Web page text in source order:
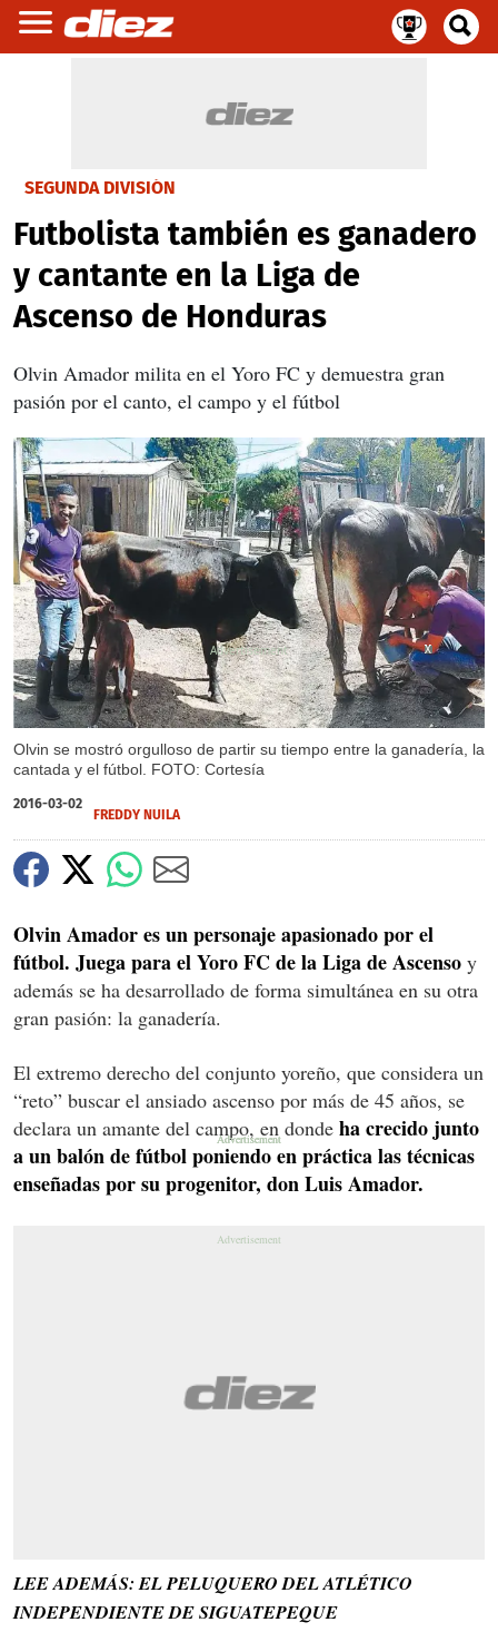
SEGUNDA DIVISIÓN
Futbolista también es ganadero
y cantante en la Liga de
Ascenso de Honduras
Olvin Amador milita en el Yoro FC y demuestra gran
pasión por el canto, el campo y el fútbol
Olvin se mostró orgulloso de partir su tiempo entre la ganadería, la
cantada y el fútbol. FOTO: Cortesía
X
X
X
X
2016-03-02
FREDDY NUILA
Olvin Amador es un personaje apasionado por el
fútbol. Juega para el Yoro FC de la Liga de Ascenso y
además se ha desarrollado de forma simultánea en su otra
gran pasión: la ganadería.
El extremo derecho del conjunto yoreño, que considera un
“reto” buscar el ansiado ascenso por más de 45 años, se
declara un amante del campo, en donde ha crecido junto
a un balón de fútbol poniendo en práctica las técnicas
enseñadas por su progenitor, don Luis Amador.
LEE ADEMÁS: EL PELUQUERO DEL ATLÉTICO
INDEPENDIENTE DE SIGUATEPEQUE